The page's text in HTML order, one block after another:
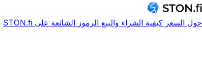
حول السعر كيفية الشراء والبيع الرموز الشائعة على STON.fi